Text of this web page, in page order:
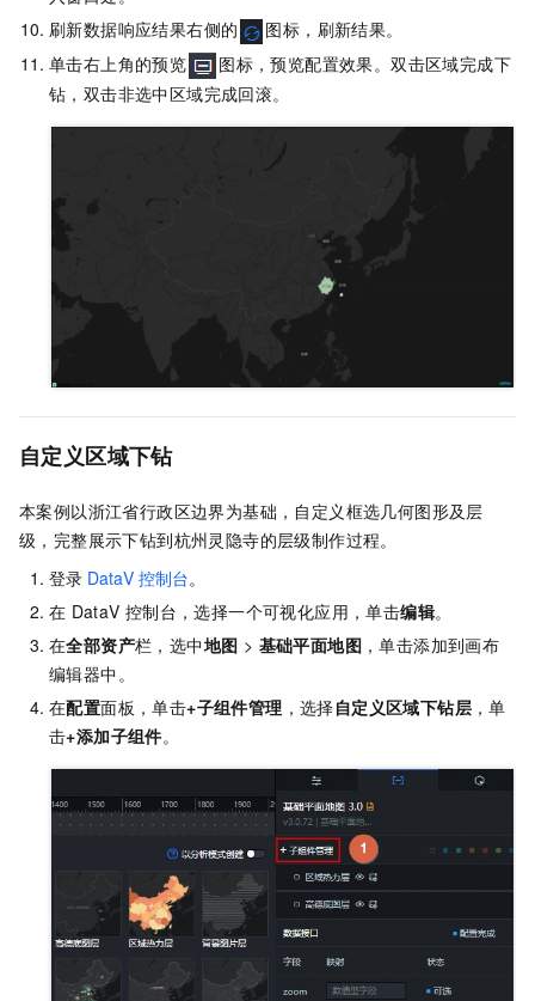
刷新数据响应结果右侧的
图标，刷新结果。
单击右上角的预览
图标，预览配置效果。双击区域完成下
钻，双击非选中区域完成回滚。
自定义区域下钻
本案例以浙江省行政区边界为基础，自定义框选几何图形及层
级，完整展示下钻到杭州灵隐寺的层级制作过程。
登录 DataV 控制台。
在 DataV 控制台，选择一个可视化应用，单击编辑。
在全部资产栏，选中地图 > 基础平面地图 ，单击添加到画布
编辑器中。
在配置面板，单击+子组件管理 ，选择自定义区域下钻层 ，单
击+添加子组件。